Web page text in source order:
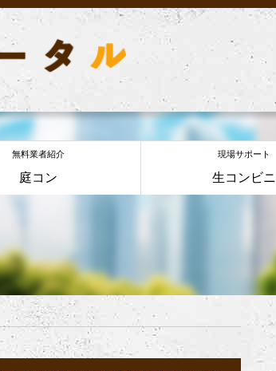
無料業者紹介
庭コン
現場サポート
生コンビニ